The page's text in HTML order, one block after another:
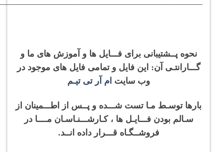
نحوه پــشتیبانی برای فـــایل ها و آموزش های ما و
گـــارانتـی آن: این فایل و تمامی فایل های موجود در
وب سایت ام آر تی تیـم
بارها توسـط مـا تست شـــده و پــس از اطـــمینان از
سـالم بودن فـــایـل ها ، کـارشـــنـاسـان مــــا در
فروشــگـاه قـــرار داده انــد.